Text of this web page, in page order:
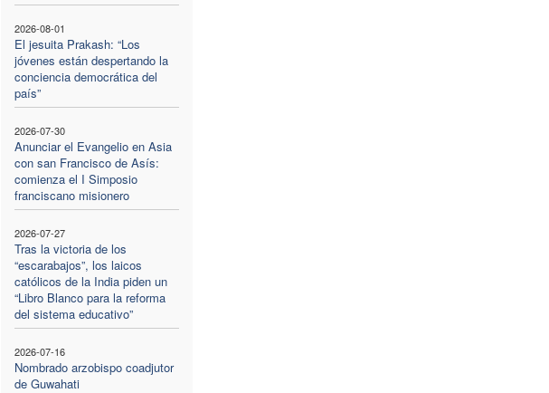
2026-08-01
El jesuita Prakash: “Los
jóvenes están despertando la
conciencia democrática del
país”
2026-07-30
Anunciar el Evangelio en Asia
con san Francisco de Asís:
comienza el I Simposio
franciscano misionero
2026-07-27
Tras la victoria de los
“escarabajos”, los laicos
católicos de la India piden un
“Libro Blanco para la reforma
del sistema educativo”
2026-07-16
Nombrado arzobispo coadjutor
de Guwahati